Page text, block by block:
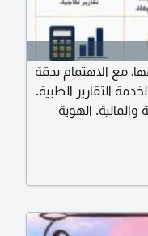
مع الاهتمام بدقة
التقارير الطبية.
الهوية